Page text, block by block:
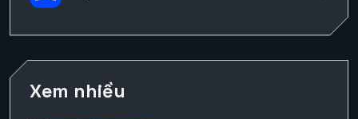
Xem nhiều